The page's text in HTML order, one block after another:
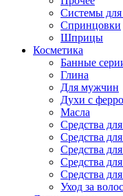
Системы для
Спринцовки
Шприцы
Косметика
Банные
Глина
Для мужчин
Духи с
Масла
Средства
Средства
Средства
Средства
Средства для
Уход за